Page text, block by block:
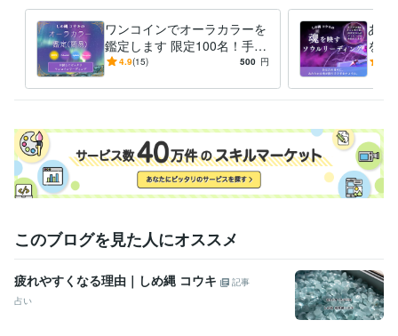
ワンコインでオーラカラーを
鑑定します 限定100名！手軽
にカラーだけを知りたい方向
4.9(15) 500 円
あな
をお
あな
このブログを見た人にオススメ
疲れやすくなる理由｜しめ縄 コウキ
記事
占い